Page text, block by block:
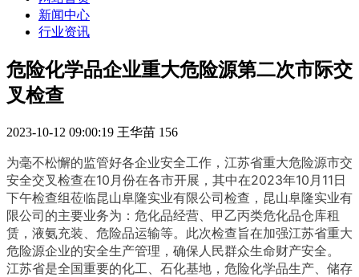
新闻中心
行业资讯
危险化学品企业重大危险源第二次市际交
叉检查
2023-10-12 09:00:19 王华苗 156
为毫不松懈的监管好各企业安全工作，江苏省重大危险源市交
安全交叉检查在10月份在各市开展，其中在2023年10月11日
下午检查组莅临昆山阜隆实业有限公司检查，昆山阜隆实业有
限公司的主要业务为：危化品经营、甲乙丙类危化品仓库租
赁，液氨充装、危险品运输等。此次检查旨在加强江苏省重大
危险源企业的安全生产管理，确保人民群众生命财产安全。
江苏省是全国重要的化工、石化基地，危险化学品生产、储存